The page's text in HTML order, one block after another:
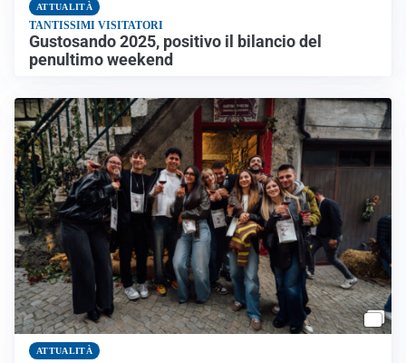
ATTUALITÀ
TANTISSIMI VISITATORI
Gustosando 2025, positivo il bilancio del
penultimo weekend
ATTUALITÀ